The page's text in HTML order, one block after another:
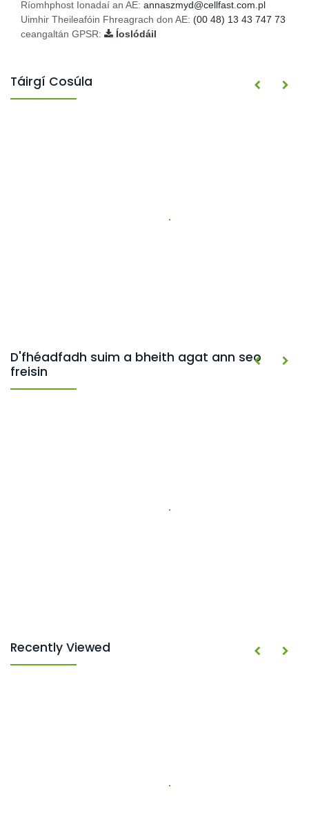
Ríomhphost Ionadaí an AE: annaszmyd@cellfast.com.pl
Uimhir Theileafóin Fhreagrach don AE: (00 48) 13 43 747 73
ceangaltán GPSR:
Íoslódáil
Táirgí Cosúla
D'fhéadfadh suim a bheith agat ann seo
freisin
Recently Viewed